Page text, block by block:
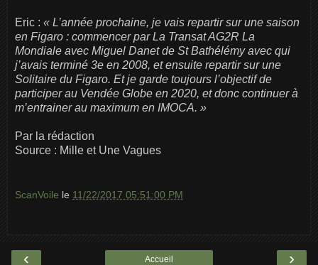
Eric : « L’année prochaine, je vais repartir sur une saison
en Figaro : commencer par La Transat AG2R La
Mondiale avec Miguel Danet de St Bathélémy avec qui
j’avais terminé 3e en 2008, et ensuite repartir sur une
Solitaire du Figaro. Et je garde toujours l’objectif de
participer au Vendée Globe en 2020, et donc continuer à
m’entrainer au maximum en IMOCA. »
Par la rédaction
Source : Mille et Une Vagues
ScanVoile le 11/22/2017 05:51:00 PM
‹ ›
Accueil